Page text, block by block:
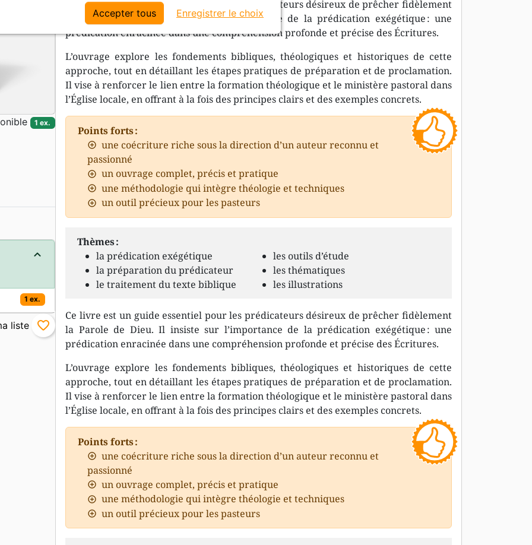
Ce livre est un guide essentiel pour les prédicateurs désireux de prêcher fidèlement
la Parole de Dieu. Il insiste sur l’importance de la prédication exégétique : une
prédication enracinée dans une compréhension profonde et précise des Écritures.
L’ouvrage explore les fondements bibliques, théologiques et historiques de cette
approche, tout en détaillant les étapes pratiques de préparation et de proclamation.
Il vise à renforcer le lien entre la formation théologique et le ministère pastoral dans
l’Église locale, en offrant à la fois des principes clairs et des exemples concrets.
Points forts :
une coécriture riche sous la direction d’un auteur reconnu et
passionné
un ouvrage complet, précis et pratique
une méthodologie qui intègre théologie et techniques
un outil précieux pour les pasteurs
Thèmes :
la prédication exégétique
la préparation du prédicateur
le traitement du texte biblique
les outils d’étude
les thématiques
les illustrations
Ce livre est un guide essentiel pour les prédicateurs désireux de prêcher fidèlement
la Parole de Dieu. Il insiste sur l’importance de la prédication exégétique : une
prédication enracinée dans une compréhension profonde et précise des Écritures.
L’ouvrage explore les fondements bibliques, théologiques et historiques de cette
approche, tout en détaillant les étapes pratiques de préparation et de proclamation.
Il vise à renforcer le lien entre la formation théologique et le ministère pastoral dans
l’Église locale, en offrant à la fois des principes clairs et des exemples concrets.
Points forts :
une coécriture riche sous la direction d’un auteur reconnu et
passionné
un ouvrage complet, précis et pratique
une méthodologie qui intègre théologie et techniques
un outil précieux pour les pasteurs
1 ex.
1 ex.
favorite_border
Accepter tous Enregistrer le choix